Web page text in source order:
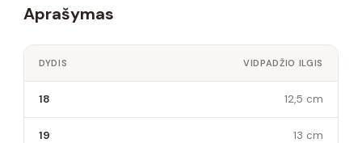
Aprašymas
DYDIS VIDPADŽIO ILGIS
18 12,5 cm
19 13 cm